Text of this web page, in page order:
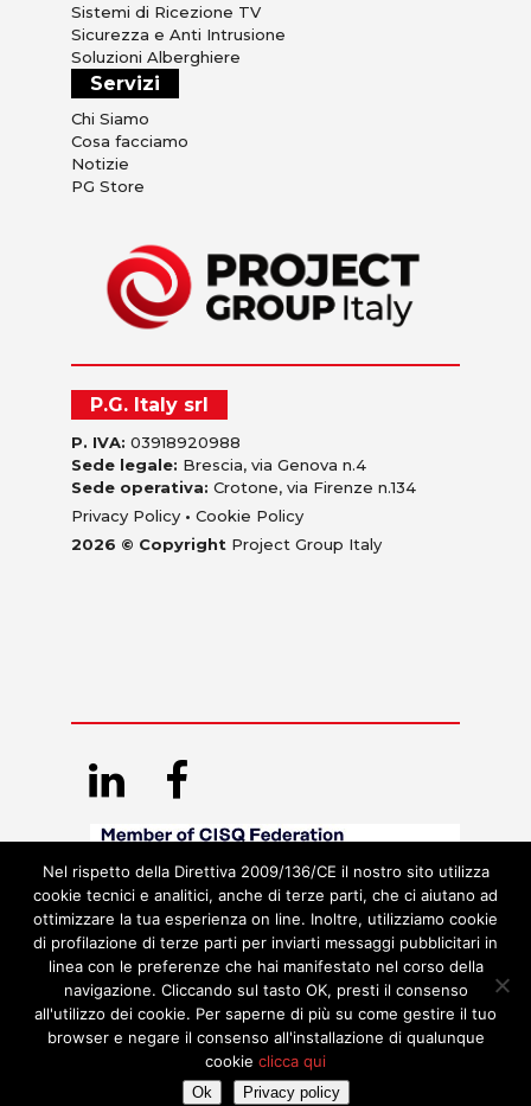
Sistemi di Ricezione TV
Sicurezza e Anti Intrusione
Soluzioni Alberghiere
Servizi
Chi Siamo
Cosa facciamo
Notizie
PG Store
P.G. Italy srl
P. IVA: 03918920988
Sede legale: Brescia, via Genova n.4
Sede operativa: Crotone, via Firenze n.134
Privacy Policy • Cookie Policy
2026 © Copyright Project Group Italy
Nel rispetto della Direttiva 2009/136/CE il nostro sito utilizza
cookie tecnici e analitici, anche di terze parti, che ci aiutano ad
ottimizzare la tua esperienza on line. Inoltre, utilizziamo cookie
di profilazione di terze parti per inviarti messaggi pubblicitari in
linea con le preferenze che hai manifestato nel corso della
navigazione. Cliccando sul tasto OK, presti il consenso
all'utilizzo dei cookie. Per saperne di più su come gestire il tuo
browser e negare il consenso all'installazione di qualunque
cookie clicca qui
Ok Privacy policy